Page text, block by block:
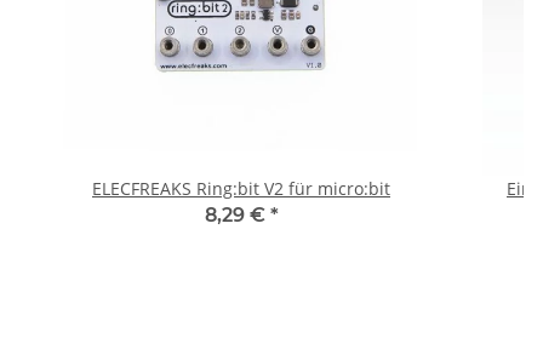
ELECFREAKS Ring:bit V2 für micro:bit
8,29 € *